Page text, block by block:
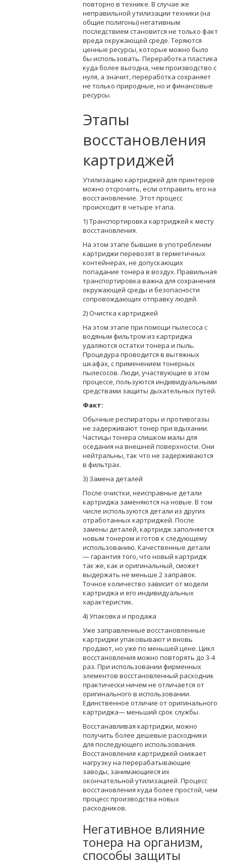
повторно в технике. В случае же
неправильной утилизации техники (на
общие полигоны) негативным
последствием становится не только факт
вреда окружающей среде. Теряются
ценные ресурсы, которые можно было
бы использовать. Переработка пластика
куда более выгодна, чем производство с
нуля, а значит, переработка сохраняет
не только природные, но и финансовые
ресурсы.
Этапы
восстановления
картриджей
Утилизацию картриджей для принтеров
можно отсрочить, если отправить его на
восстановление. Этот процесс
происходит в четыре этапа.
1) Транспортировка картриджей к месту
восстановления.
На этом этапе бывшие в употреблении
картриджи перевозят в герметичных
контейнерах, не допускающих
попадание тонера в воздух. Правильная
транспортировка важна для сохранения
окружающей среды и безопасности
сопровождающих отправку людей.
2) Очистка картриджей
На этом этапе при помощи пылесоса с
водяным фильтром из картриджа
удаляются остатки тонера и пыль.
Процедура проводится в вытяжных
шкафах, с применением тонерных
пылесосов. Люди, участвующие в этом
процессе, пользуются индивидуальными
средствами защиты дыхательных путей.
Факт:
Обычные респираторы и противогазы
не задерживают тонер при вдыхании.
Частицы тонера слишком малы для
оседания на внешней поверхности. Они
нейтральны, так что не задерживаются
в фильтрах.
3) Замена деталей
После очистки, неисправные детали
картриджа заменяются на новые. В том
числе используются детали из других
отработанных картриджей. После
замены деталей, картридж заполняется
новым тонером и готов к следующему
использованию. Качественные детали
— гарантия того, что новый картридж
так же, как и оригинальный, сможет
выдержать не меньше 2 заправок.
Точное количество зависит от модели
картриджа и его индивидуальных
характеристик.
4) Упаковка и продажа
Уже заправленные восстановленные
картриджи упаковывают и вновь
продают, но уже по меньшей цене. Цикл
восстановления можно повторять до 3-4
раз. При использовании фирменных
элементов восстановленный расходник
практически ничем не отличается от
оригинального в использовании.
Единственное отличие от оригинального
картриджа— меньший срок службы.
Восстанавливая картриджи, можно
получить более дешевые расходники
для последующего использования.
Восстановление картриджей снижает
нагрузку на перерабатывающие
заводы, занимающиеся их
окончательной утилизацией. Процесс
восстановления куда более простой, чем
процесс производства новых
расходников.
Негативное влияние
тонера на организм,
способы защиты